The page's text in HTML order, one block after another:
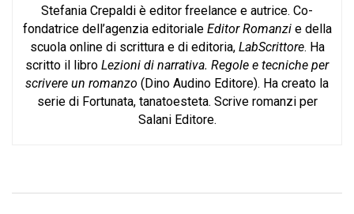
Stefania Crepaldi è editor freelance e autrice. Co-
fondatrice dell’agenzia editoriale Editor Romanzie della
scuola online di scrittura e di editoria, LabScrittore. Ha
scritto il libro Lezioni di narrativa. Regole e tecniche per
scrivere un romanzo (Dino Audino Editore). Ha creato la
serie di Fortunata, tanatoesteta. Scrive romanzi per
Salani Editore.